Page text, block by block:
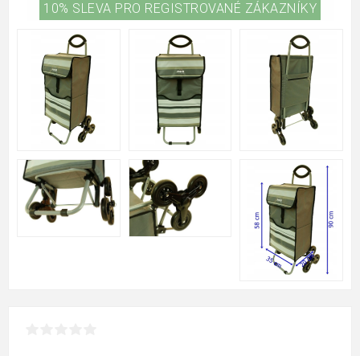
10% SLEVA PRO REGISTROVANÉ ZÁKAZNÍKY